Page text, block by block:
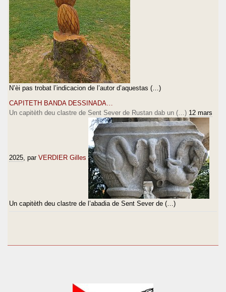
N’èi pas trobat l’indicacion de l’autor d’aquestas (…)
CAPITETH BANDA DESSINADA…
Un capitèth deu clastre de Sent Sever de Rustan dab un (…) 12 mars
2025 , par VERDIER Gilles
Un capitèth deu clastre de l’abadia de Sent Sever de (…)